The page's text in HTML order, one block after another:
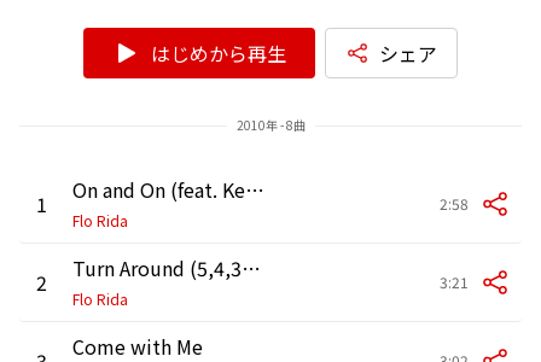
はじめから再生 シェア
2010年 - 8曲
1 On and On (feat. Kevin Rudolf)
Flo Rida
2:58
2 Turn Around (5,4,3,2,1)
Flo Rida
3:21
Come with Me